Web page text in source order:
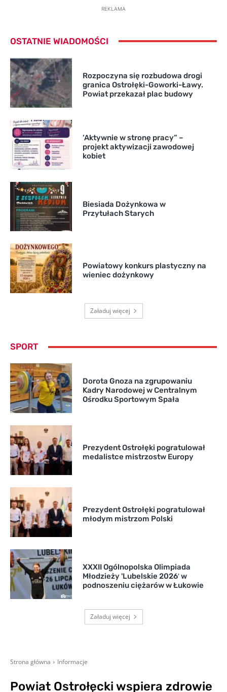
REKLAMA
OSTATNIE WIADOMOŚCI
Rozpoczyna się rozbudowa drogi
granica Ostrołęki-Goworki-Ławy.
Powiat przekazał plac budowy
’Aktywnie w stronę pracy” –
projekt aktywizacji zawodowej
kobiet
Biesiada Dożynkowa w
Przytułach Starych
Powiatowy konkurs plastyczny na
wieniec dożynkowy
Załaduj więcej
SPORT
Dorota Gnoza na zgrupowaniu
Kadry Narodowej w Centralnym
Ośrodku Sportowym Spała
Prezydent Ostrołęki pogratulował
medalistce mistrzostw Europy
Prezydent Ostrołęki pogratulował
młodym mistrzom Polski
XXXII Ogólnopolska Olimpiada
Młodzieży 'Lubelskie 2026′ w
podnoszeniu ciężarów w Łukowie
Załaduj więcej